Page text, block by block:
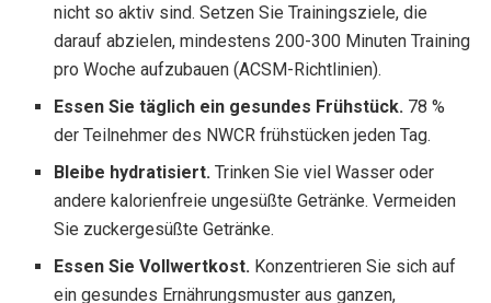
nicht so aktiv sind. Setzen Sie Trainingsziele, die
darauf abzielen, mindestens 200-300 Minuten Training
pro Woche aufzubauen (ACSM-Richtlinien).
Essen Sie täglich ein gesundes Frühstück. 78 %
der Teilnehmer des NWCR frühstücken jeden Tag.
Bleibe hydratisiert.Trinken Sie viel Wasser oder
andere kalorienfreie ungesüßte Getränke. Vermeiden
Sie zuckergesüßte Getränke.
Essen Sie Vollwertkost. Konzentrieren Sie sich auf
ein gesundes Ernährungsmuster aus ganzen,